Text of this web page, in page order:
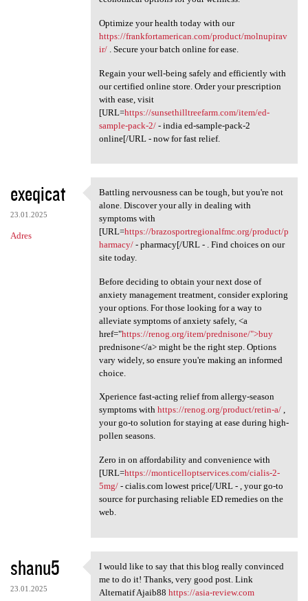
Optimize your health today with our
https://frankfortamerican.com/product/molnupirav
ir/. Secure your batch online for ease.
Regain your well-being safely and efficiently with
our certified online store. Order your prescription
with ease, visit
[URL=https://sunsethilltreefarm.com/item/ed-
sample-pack-2/- india ed-sample-pack-2
online[/URL - now for fast relief.
exeqicat
23.01.2025
Adres
Battling nervousness can be
Battling nervousness can be tough, but you're not
alone. Discover your ally in dealing with
symptoms with
[URL=https://brazosportregionalfmc.org/product/p
harmacy/- pharmacy[/URL - . Find choices on our
site today.
Before deciding to obtain your next dose of
anxiety management treatment, consider exploring
your options. For those looking for a way to
alleviate symptoms of anxiety safely, <a
href="https://renog.org/item/prednisone/">buy
prednisone</a> might be the right step. Options
vary widely, so ensure you're making an informed
choice.
Xperience fast-acting relief from allergy-season
symptoms with https://renog.org/product/retin-a/,
your go-to solution for staying at ease during high-
pollen seasons.
Zero in on affordability and convenience with
[URL=https://monticelloptservices.com/cialis-2-
5mg/- cialis.com lowest price[/URL - , your go-to
source for purchasing reliable ED remedies on the
web.
shanu5
23.01.2025
I would like to say that this
I would like to say that this blog really convinced
me to do it! Thanks, very good post. Link
Alternatif Ajaib88 https://asia-review.com